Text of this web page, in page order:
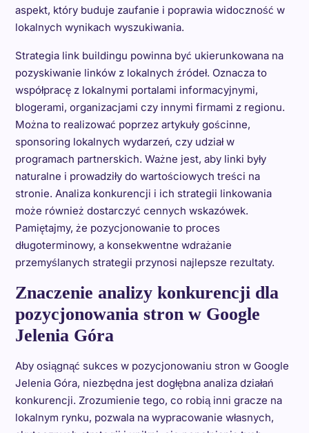
aspekt, który buduje zaufanie i poprawia widoczność w
lokalnych wynikach wyszukiwania.
Strategia link buildingu powinna być ukierunkowana na
pozyskiwanie linków z lokalnych źródeł. Oznacza to
współpracę z lokalnymi portalami informacyjnymi,
blogerami, organizacjami czy innymi firmami z regionu.
Można to realizować poprzez artykuły gościnne,
sponsoring lokalnych wydarzeń, czy udział w
programach partnerskich. Ważne jest, aby linki były
naturalne i prowadziły do wartościowych treści na
stronie. Analiza konkurencji i ich strategii linkowania
może również dostarczyć cennych wskazówek.
Pamiętajmy, że pozycjonowanie to proces
długoterminowy, a konsekwentne wdrażanie
przemyślanych strategii przynosi najlepsze rezultaty.
Znaczenie analizy konkurencji dla
pozycjonowania stron w Google
Jelenia Góra
Aby osiągnąć sukces w pozycjonowaniu stron w Google
Jelenia Góra, niezbędna jest dogłębna analiza działań
konkurencji. Zrozumienie tego, co robią inni gracze na
lokalnym rynku, pozwala na wypracowanie własnych,